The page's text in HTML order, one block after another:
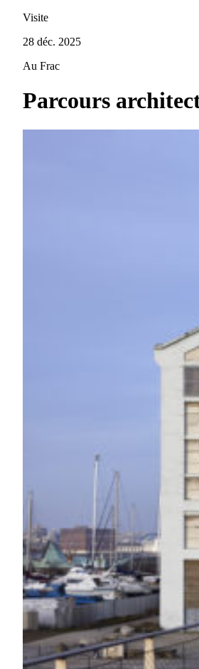
Visite
28 déc. 2025
Au Frac
Parcours